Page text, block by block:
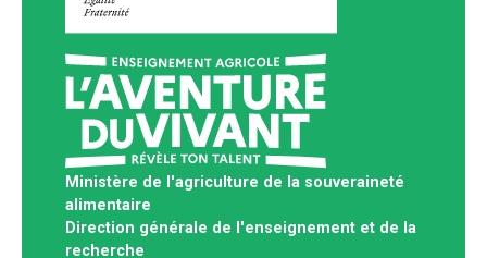
Ministère de l'agriculture de la souveraineté
alimentaire
Direction générale de l'enseignement et de la
recherche